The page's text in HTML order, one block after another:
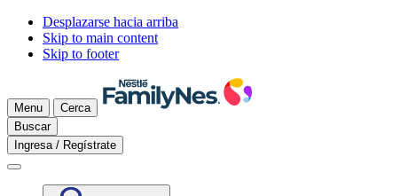
Desplazarse hacia arriba
Skip to main content
Skip to footer
Menu
Cerca
Buscar
Ingresa / Regístrate